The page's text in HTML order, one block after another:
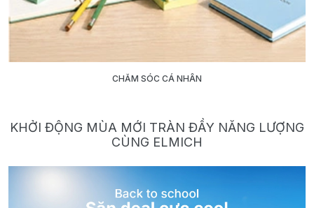
CHĂM SÓC CÁ NHÂN
KHỞI ĐỘNG MÙA MỚI TRÀN ĐẦY NĂNG LƯỢNG
CÙNG ELMICH